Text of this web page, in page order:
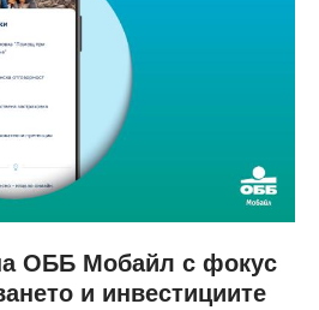
ОББ Мобайл с фокус
и инвестициите